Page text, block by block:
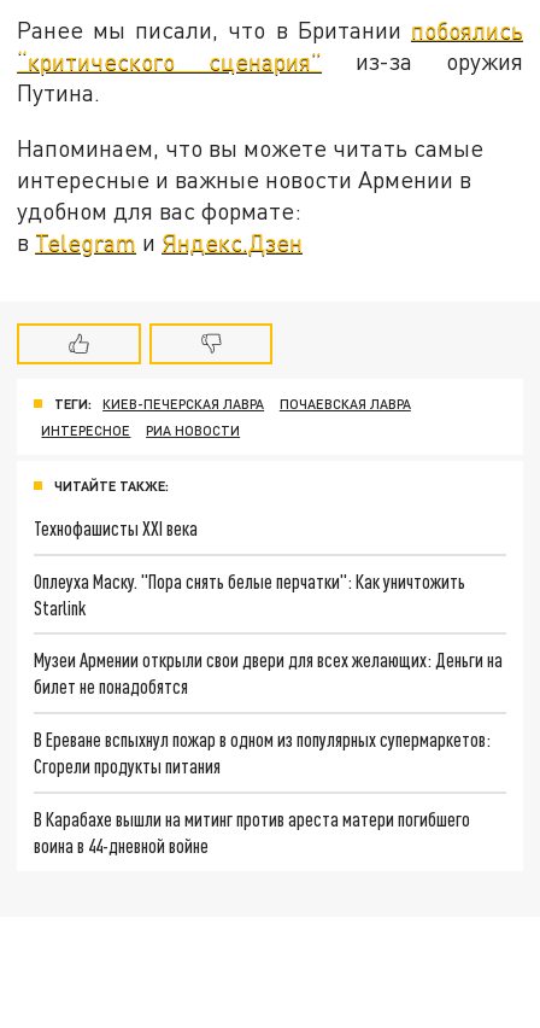
Ранее мы писали, что в Британии побоялись
“критического сценария” из-за оружия
Путина.
Напоминаем, что вы можете читать самые
интересные и важные новости Армении в
удобном для вас формате:
в Telegram и Яндекс.Дзен
ТЕГИ: КИЕВ-ПЕЧЕРСКАЯ ЛАВРА
ПОЧАЕВСКАЯ ЛАВРА
ИНТЕРЕСНОЕ
РИА НОВОСТИ
ЧИТАЙТЕ ТАКЖЕ:
Технофашисты XXI века
Оплеуха Маску. "Пора снять белые перчатки": Как уничтожить
Starlink
Музеи Армении открыли свои двери для всех желающих: Деньги на
билет не понадобятся
В Ереване вспыхнул пожар в одном из популярных супермаркетов:
Сгорели продукты питания
В Карабахе вышли на митинг против ареста матери погибшего
воина в 44-дневной войне